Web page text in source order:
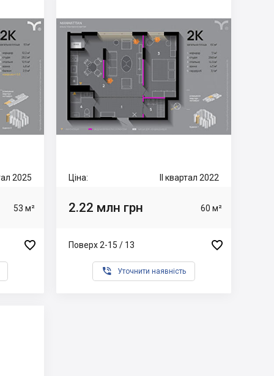
2025
53 м²

Ціна: II квартал 2022
2.22 млн грн 60 м²
Поверх 2-15 / 13 
 Уточнити наявність